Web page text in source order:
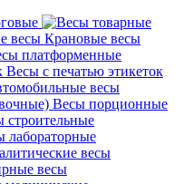
Крановые весы
платформенные
Весы с печатью этикеток
весы
Весы порционные
строительные
лабораторные
весы
весы